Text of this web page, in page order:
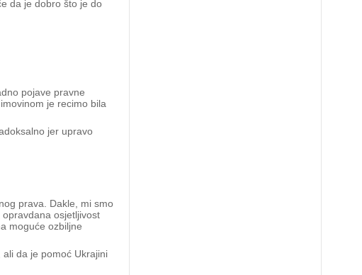
da je dobro što je do
pojave pravne
je recimo bila
jer upravo
prava. Dakle, mi smo
osjetljivost
moguće ozbiljne
da je pomoć Ukrajini